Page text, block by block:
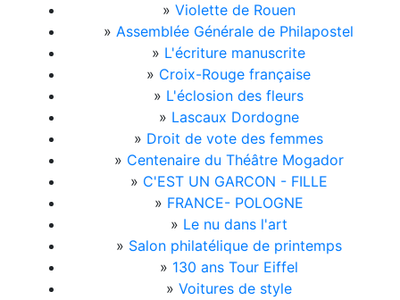
» Violette de Rouen
» Assemblée Générale de Philapostel
» L'écriture manuscrite
» Croix-Rouge française
» L'éclosion des fleurs
» Lascaux Dordogne
» Droit de vote des femmes
» Centenaire du Théâtre Mogador
» C'EST UN GARCON - FILLE
» FRANCE- POLOGNE
» Le nu dans l'art
» Salon philatélique de printemps
» 130 ans Tour Eiffel
» Voitures de style